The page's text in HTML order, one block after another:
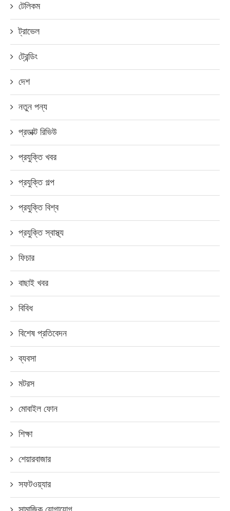
টেলিকম
ট্রাভেল
ট্রেন্ডিং
দেশ
নতুন পন্য
প্রডাক্ট রিভিউ
প্রযুক্তি খবর
প্রযুক্তি গল্প
প্রযুক্তি বিশ্ব
প্রযুক্তি স্বাস্থ্য
ফিচার
বাছাই খবর
বিবিধ
বিশেষ প্রতিবেদন
ব্যবসা
মটরস
মোবাইল ফোন
শিক্ষা
শেয়ারবাজার
সফটওয়্যার